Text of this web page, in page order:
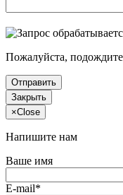
Пожалуйста,
Отправить
Закрыть
×Close
Напишите нам
Ваше имя
E-mail*